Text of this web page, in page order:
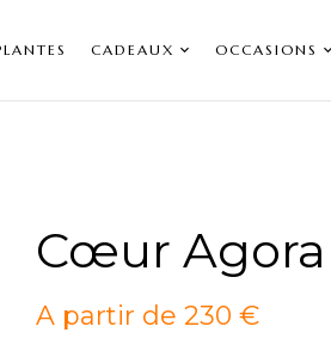
CADEAUX OCCASIONS
Cœur Agora
A partir de 230 €